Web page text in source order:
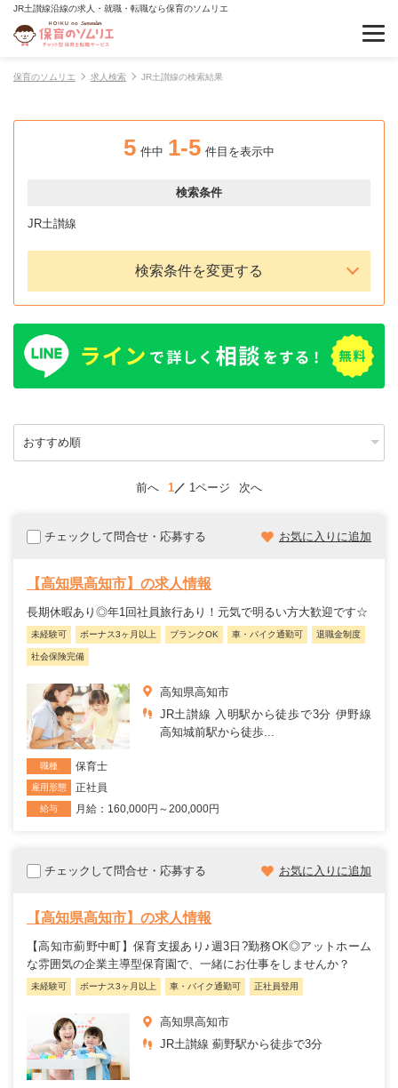
JR土讃線沿線の求人・就職・転職なら保育のソムリエ
保育のソムリエ 求人検索 JR土讃線の検索結果
5 件中 1-5 件目を表示中
検索条件
JR土讃線
検索条件を変更する
前へ 1 1ページ 次へ
チェックして問合せ・応募する お気に入りに追加
【高知県高知市】の求人情報
長期休暇あり◎年1回社員旅行あり！元気で明るい方大歓迎です☆
未経験可 ボーナス3ヶ月以上 ブランクOK 車・バイク通勤可 退職金制度
社会保険完備
高知県高知市
JR土讃線 入明駅から徒歩で3分 伊野線
高知城前駅から徒歩...
職種 保育士
雇用形態 正社員
給与 月給：160,000円～200,000円
チェックして問合せ・応募する お気に入りに追加
【高知県高知市】の求人情報
【高知市薊野中町】保育支援あり♪週3日?勤務OK◎アットホーム
な雰囲気の企業主導型保育園で、一緒にお仕事をしませんか？
未経験可 ボーナス3ヶ月以上 車・バイク通勤可 正社員登用
高知県高知市
JR土讃線 薊野駅から徒歩で3分